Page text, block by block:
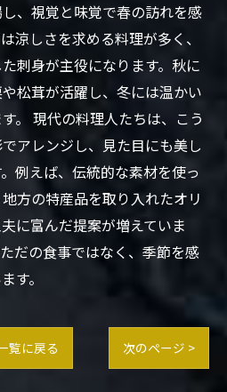
、視覚と味覚で春の訪れを感
涼しさを求める料理が多く、
刺身が主役になります。秋に
松茸が活躍し、冬には温かい
。 現代の料理人たちは、こう
アレンジし、見た目にも美し
例えば、伝統的な素材を使っ
方の特産品を取り入れたオリ
に富んだ提案が増えていま
だの食事ではなく、季節を感
す。
覧に戻る 次のページ >